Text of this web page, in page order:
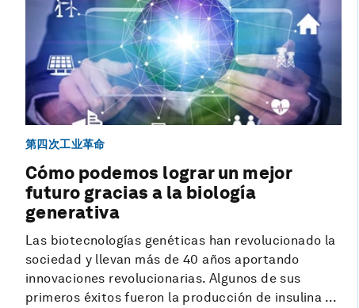
第四次工业革命
Cómo podemos lograr un mejor
futuro gracias a la biología
generativa
Las biotecnologías genéticas han revolucionado la
sociedad y llevan más de 40 años aportando
innovaciones revolucionarias. Algunos de sus
primeros éxitos fueron la producción de insulina ...